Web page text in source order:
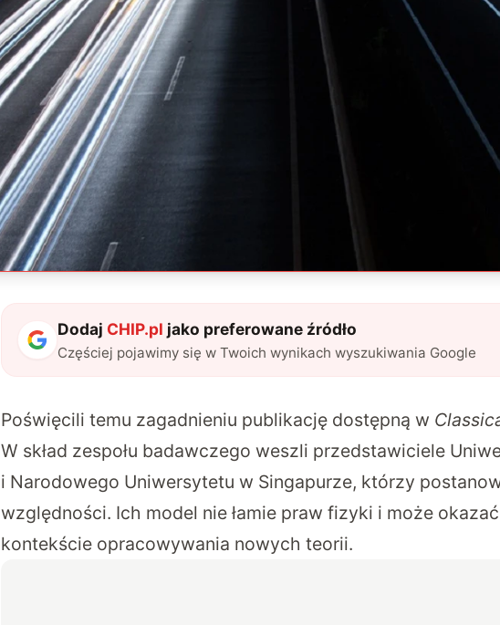
Dodaj CHIP.pl jako preferowane źródło
Częściej pojawimy się w Twoich wynikach wyszukiwania Google
Poświęcili temu zagadnieniu publikację dostępną w
W skład zespołu badawczego weszli przedstawiciele
i Narodowego Uniwersytetu w Singapurze, którzy
względności. Ich model nie łamie praw fizyki i może
kontekście opracowywania nowych teorii.